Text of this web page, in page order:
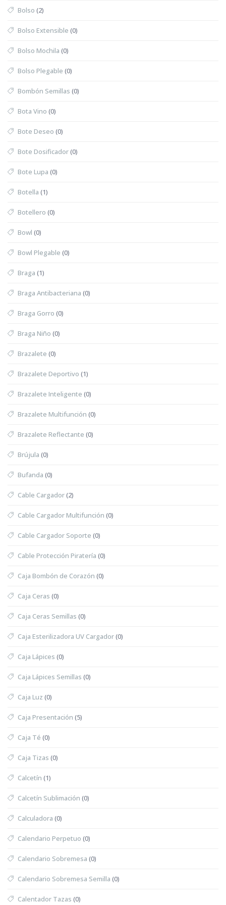
Bolso (2)
Bolso Extensible (0)
Bolso Mochila (0)
Bolso Plegable (0)
Bombón Semillas (0)
Bota Vino (0)
Bote Deseo (0)
Bote Dosificador(0)
Bote Lupa (0)
Botella (1)
Botellero (0)
Bowl (0)
Bowl Plegable (0)
Braga (1)
Braga Antibacteriana (0)
Braga Gorro (0)
Braga Niño (0)
Brazalete (0)
Brazalete Deportivo (1)
Brazalete Inteligente (0)
Brazalete Multifunción (0)
Brazalete Reflectante (0)
Brújula (0)
Bufanda (0)
Cable Cargador(2)
Cable Cargador Multifunción (0)
Cable Cargador Soporte (0)
Cable Protección Piratería (0)
Caja Bombón de Corazón (0)
Caja Ceras (0)
Caja Ceras Semillas (0)
Caja Esterilizadora UV Cargador(0)
Caja Lápices (0)
Caja Lápices Semillas (0)
Caja Luz (0)
Caja Presentación (5)
Caja Té (0)
Caja Tizas (0)
Calcetín (1)
Calcetín Sublimación (0)
Calculadora (0)
Calendario Perpetuo (0)
Calendario Sobremesa (0)
Calendario Sobremesa Semilla (0)
Calentador Tazas (0)